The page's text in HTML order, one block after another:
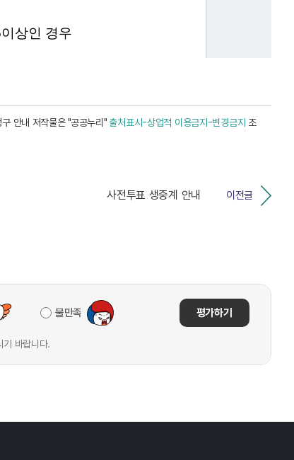
안내 저작물은 "공공누리" 출처표시-상업적 이용금지-변경금지 조
이전글
사전투표 생중계 안내
불만족 평가하기
기 바랍니다.